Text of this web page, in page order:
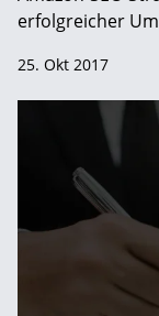
erfolgreicher
25. Okt 2017